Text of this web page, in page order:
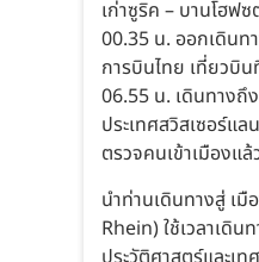
เก่าซูริค – บานโฮฟซ
00.35 น. ออกเดินท
การบินไทย เที่ยวบิ
06.55 น. เดินทางถึ
ประเทศสวิสเซอร์แ
ตรวจคนเข้าเมืองแล้
นำท่านเดินทางสู่ เ
Rhein) ใช้เวลาเดิ